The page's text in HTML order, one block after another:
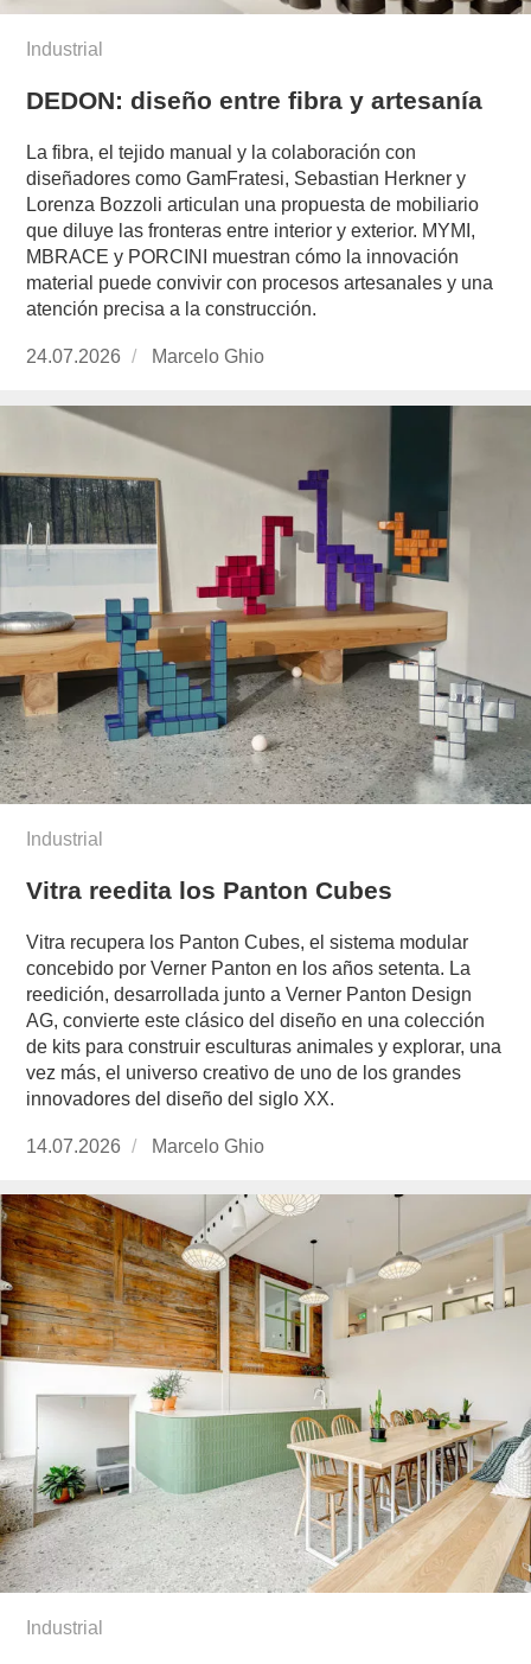
Industrial
DEDON: diseño entre fibra y artesanía
La fibra, el tejido manual y la colaboración con
diseñadores como GamFratesi, Sebastian Herkner y
Lorenza Bozzoli articulan una propuesta de mobiliario
que diluye las fronteras entre interior y exterior. MYMI,
MBRACE y PORCINI muestran cómo la innovación
material puede convivir con procesos artesanales y una
atención precisa a la construcción.
Publicado
24.07.2026
https://www.experimenta.es/author/marcelo-
Marcelo Ghio
Industrial
Vitra reedita los Panton Cubes
Vitra recupera los Panton Cubes, el sistema modular
concebido por Verner Panton en los años setenta. La
reedición, desarrollada junto a Verner Panton Design
AG, convierte este clásico del diseño en una colección
de kits para construir esculturas animales y explorar, una
vez más, el universo creativo de uno de los grandes
innovadores del diseño del siglo XX.
Publicado
14.07.2026
https://www.experimenta.es/author/marcelo-
Marcelo Ghio
Industrial